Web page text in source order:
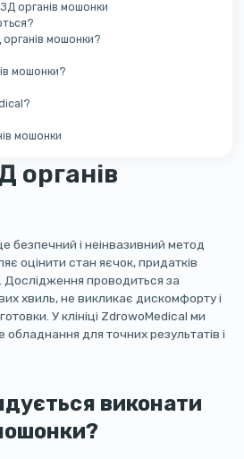
органів
безпечний і неінвазивний метод
оцінити стан яєчок, придатків
проводиться за
хвиль, не викликає дискомфорту і
У клініці ZdrowoMedical ми
для точних результатів і
виконати
органів мошонки
органів мошонки?
мошонки?
мошонки